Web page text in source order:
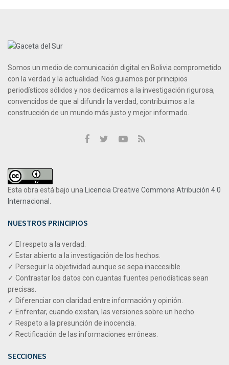
Somos un medio de comunicación digital en Bolivia comprometido
con la verdad y la actualidad. Nos guiamos por principios
periodísticos sólidos y nos dedicamos a la investigación rigurosa,
convencidos de que al difundir la verdad, contribuimos a la
construcción de un mundo más justo y mejor informado.
Esta obra está bajo una Licencia Creative Commons Atribución 4.0
Internacional .
NUESTROS PRINCIPIOS
✓ El respeto a la verdad.
✓ Estar abierto a la investigación de los hechos.
✓ Perseguir la objetividad aunque se sepa inaccesible.
✓ Contrastar los datos con cuantas fuentes periodísticas sean
precisas.
✓ Diferenciar con claridad entre información y opinión.
✓ Enfrentar, cuando existan, las versiones sobre un hecho.
✓ Respeto a la presunción de inocencia.
✓ Rectificación de las informaciones erróneas.
SECCIONES